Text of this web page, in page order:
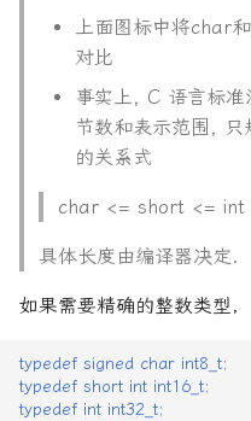
定义与声明
定义
全局变量
上面图标中将char
对比
事实上, C 语言标准
节数和表示范围,
的关系式
char <= short <= int
具体长度由编译器决定.
如果需要精确的整数类型
typedef signed char int8_t;
typedef short int int16_t;
typedef int int32_t;